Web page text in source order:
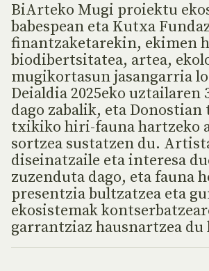
BiArteko Mugi proiektu
babespean eta Kutxa
finantzaketarekin, ekimen
biodibertsitatea, artea,
mugikortasun jasangarria
Deialdia 2025eko uztailaren
dago zabalik, eta Donostian
txikiko hiri-fauna hartzeko
sortzea sustatzen du.
diseinatzaile eta interesa
zuzenduta dago, eta fauna
presentzia bultzatzea eta
ekosistemak
garrantziaz hausnartzea du